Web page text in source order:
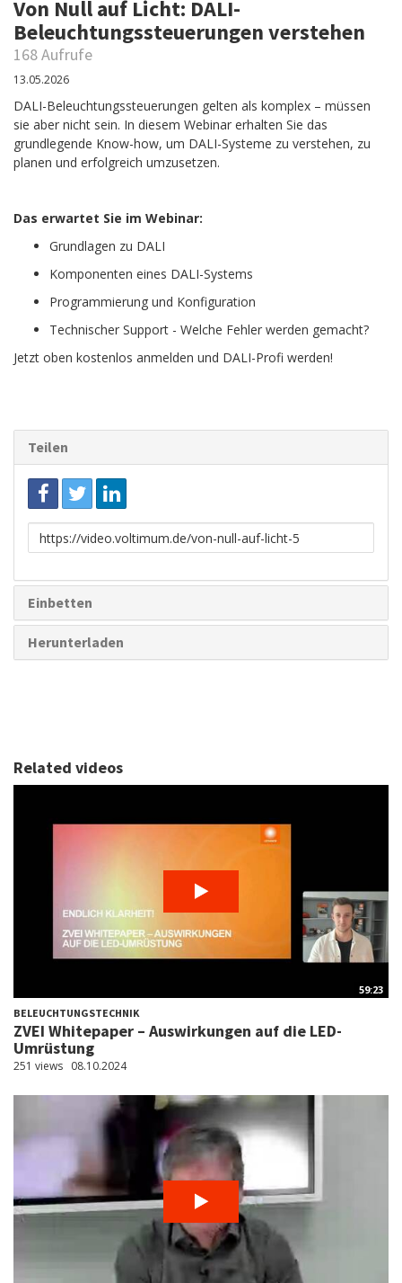
Von Null auf Licht: DALI-
Beleuchtungssteuerungen verstehen
168 Aufrufe
13.05.2026
DALI-Beleuchtungssteuerungen gelten als komplex – müssen
sie aber nicht sein. In diesem Webinar erhalten Sie das
grundlegende Know-how, um DALI-Systeme zu verstehen, zu
planen und erfolgreich umzusetzen.
Das erwartet Sie im Webinar:
Grundlagen zu DALI
Komponenten eines DALI-Systems
Programmierung und Konfiguration
Technischer Support - Welche Fehler werden gemacht?
Jetzt oben kostenlos anmelden und DALI-Profi werden!
Teilen
Link
zum
Einbetten
Herunterladen
Related videos
59:23
BELEUCHTUNGSTECHNIK
ZVEI Whitepaper – Auswirkungen auf die LED-
Umrüstung
251 views 08.10.2024